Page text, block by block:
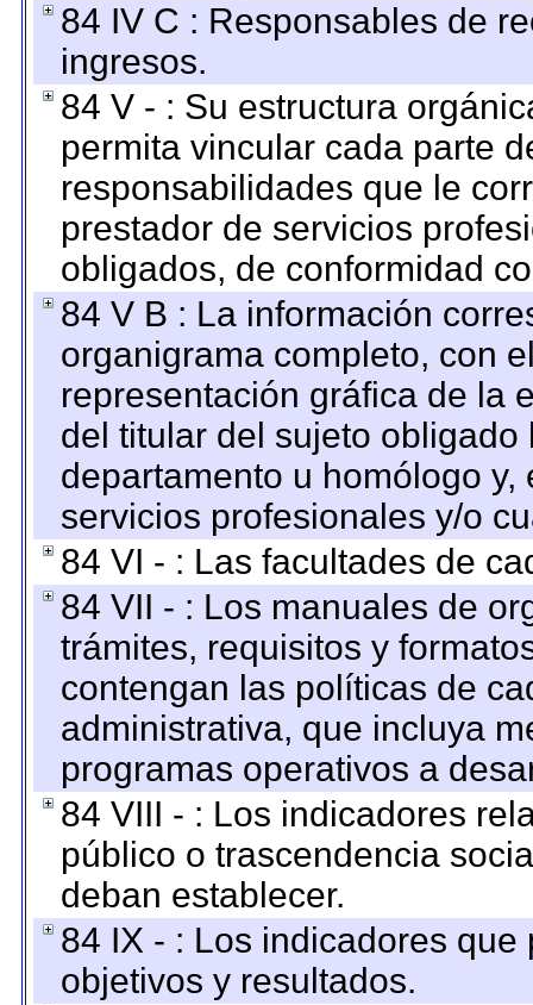
84 IV C : Responsables de
ingresos.
84 V - : Su estructura
permita vincular cada parte
responsabilidades que le
prestador de servicios
obligados, de conformidad
84 V B : La información
organigrama completo, con
representación gráfica de la
del titular del sujeto
departamento u homólogo
servicios profesionales y/o
84 VI - : Las facultades de
84 VII - : Los manuales de
trámites, requisitos y
contengan las políticas de
administrativa, que incluya
programas operativos a
84 VIII - : Los indicadores
público o trascendencia
deban establecer.
84 IX - : Los indicadores
objetivos y resultados.